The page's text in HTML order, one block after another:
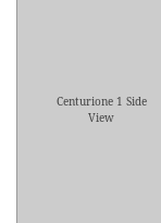
Centurione 1 Side
View